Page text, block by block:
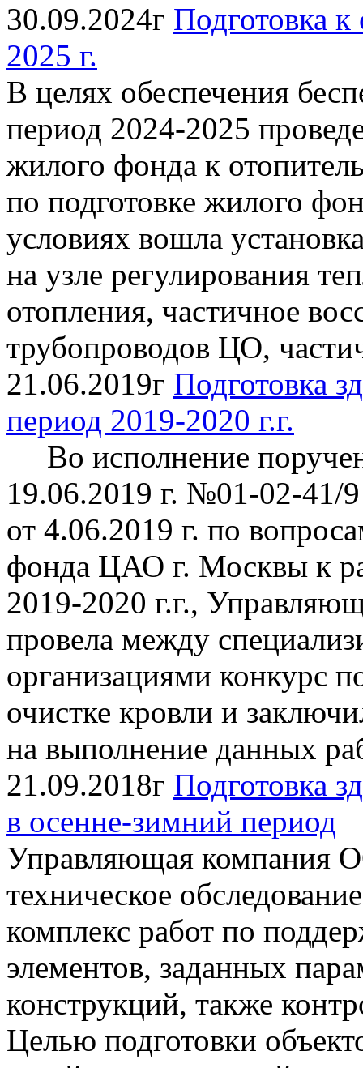
30.09.2024г Подготовка
2025 г.
В целях обеспечения
период 2024-2025
жилого фонда к
по подготовке жилого
условиях вошла
на узле регулирования
отопления, частичное
трубопроводов ЦО,
21.06.2019г Подготовка
период 2019-2020 г.г.
Во исполнение
19.06.2019 г. №01-02-41/
от 4.06.2019 г. по
фонда ЦАО г. Москвы к
2019-2020 г.г.,
провела между
организациями конкурс
очистке кровли и
на выполнение данных
21.09.2018г Подготовка
в осенне-зимний период
Управляющая
техническое
комплекс работ по
элементов, заданных
конструкций, также
Целью подготовки